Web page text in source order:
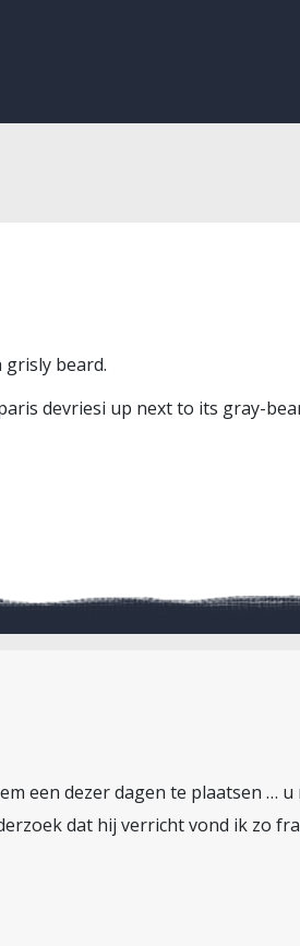
grisly beard.
devriesi up next to its gray-
een dezer dagen te plaatsen …
dat hij verricht vond ik zo